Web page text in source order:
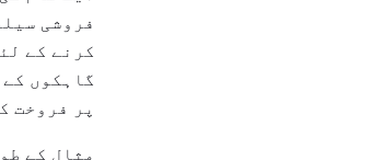
فروشی
کرنے کے
گاہکوں
پر فروخت
مثال کے